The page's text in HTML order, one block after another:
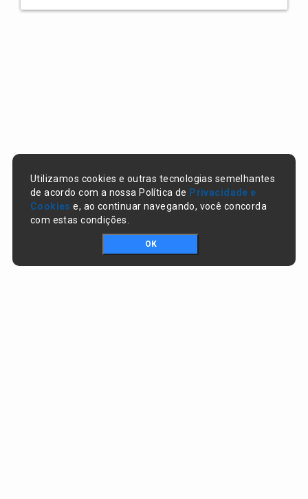
Utilizamos cookies e outras tecnologias semelhantes
de acordo com a nossa Política de Privacidade e
Cookies e, ao continuar navegando, você concorda
com estas condições.
OK